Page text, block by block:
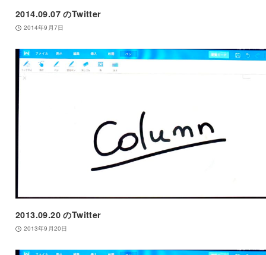
2014.09.07 のTwitter
2014年9月7日
2013.09.20 のTwitter
2013年9月20日